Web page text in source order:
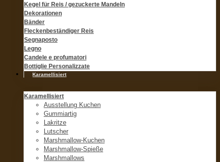
Kegel für Reis / gezuckerte Mandeln
Dekorationen
Bänder
Fleckenbeständiger Reis
Segnaposto
Legno
Candele e profumatori
Bottiglie Personalizzate
Karamellisiert
Karamellisiert
Ausstellung Kuchen
Gummiartig
Lakritze
Lutscher
Marshmallow-Kuchen
Marshmallow-Spieße
Marshmallows